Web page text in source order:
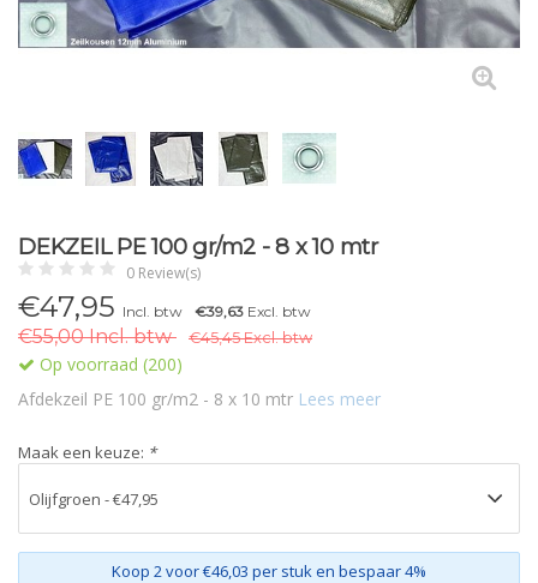
DEKZEIL PE 100 gr/m2 - 8 x 10 mtr
0 Review(s)
€47,95 Incl. btw €39,63 Excl. btw
€55,00 Incl. btw €45,45 Excl. btw
Op voorraad (200)
Afdekzeil PE 100 gr/m2 - 8 x 10 mtr Lees meer
Maak een keuze: *
Koop 2 voor €46,03 per stuk en bespaar 4%